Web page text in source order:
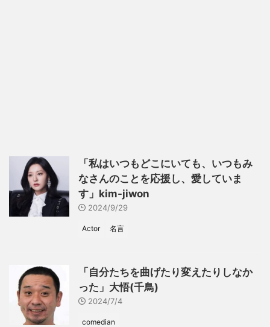
「私はいつもどこにいても、いつもみ
なさんのことを応援し、愛していま
す」kim-jiwon
2024/9/29
Actor 名言
「自分たちを曲げたり変えたりしなか
った」大悟(千鳥)
2024/7/4
comedian